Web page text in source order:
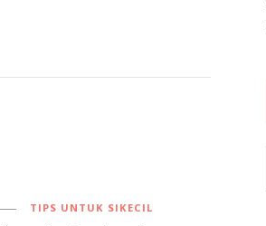
TIPS UNTUK SIKECIL